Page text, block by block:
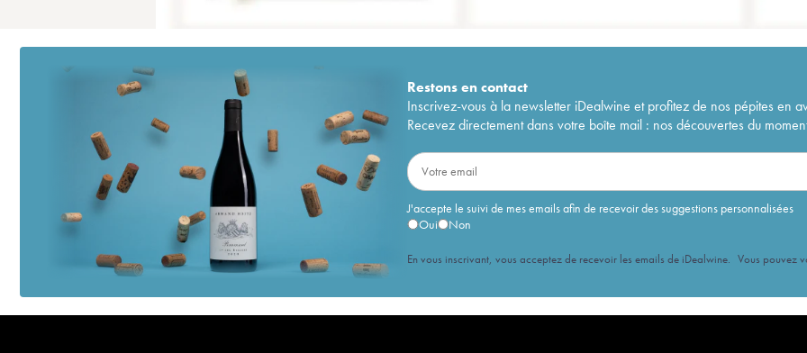
Restons encontact
Inscrivez-vous à la newsletter iDealwine et profitez de nos pépites en
Recevez directement dans votre boîte mail : nos découvertes du
J'accepte le suivi de mes emails afin de recevoir des suggestions personnalisées
Oui
Non
En vous inscrivant, vous acceptez de recevoir les emails de iDealwine. Vous pouvez